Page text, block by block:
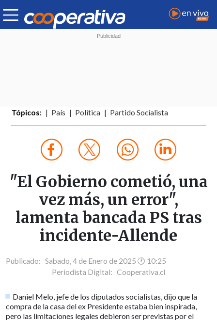
Tópicos: País Política Partido Socialista
"El Gobierno cometió, una
vez más, un error",
lamenta bancada PS tras
incidente-Allende
Publicado: Sabado, 4 de Enero de 2025 🕐 10:25
Periodista Digital: Cooperativa.cl
Daniel Melo, jefe de los diputados socialistas, dijo que la
compra de la casa del ex Presidente estaba bien inspirada,
pero las limitaciones legales debieron ser previstas por el